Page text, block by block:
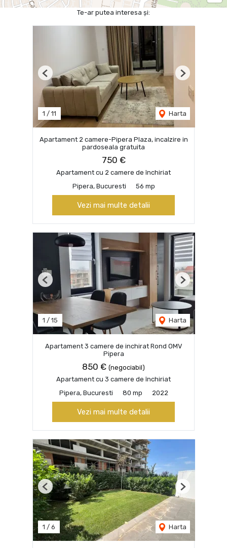
Te-ar putea interesa și:
1 / 11 Harta
Previous Next
Apartament 2 camere-Pipera Plaza, incalzire in
pardoseala gratuita
750 €
Apartament cu 2 camere de închiriat
Pipera, Bucuresti
56 mp
Vezi mai multe detalii
1 / 15 Harta
Previous Next
Apartament 3 camere de inchirat Rond OMV
Pipera
850 € (negociabil)
Apartament cu 3 camere de închiriat
Pipera, Bucuresti
80 mp 2022
Vezi mai multe detalii
1 / 6 Harta
Previous Next